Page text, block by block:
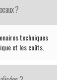
?
techniques
et les coûts.